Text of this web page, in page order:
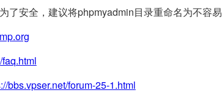
了安全，建议将phpmyadmin目录重命名为不容
bbs.vpser.net/forum-25-1.html